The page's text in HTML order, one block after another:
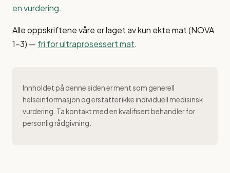
en vurdering.
Alle oppskriftene våre er laget av kun ekte mat (NOVA
1–3) — fri for ultraprosessert mat.
Innholdet på denne siden er ment som generell
helseinformasjon og erstatter ikke individuell medisinsk
vurdering. Ta kontakt med en kvalifisert behandler for
personlig rådgivning.